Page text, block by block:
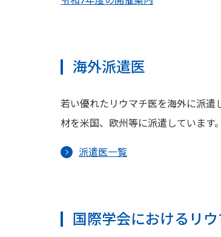
海外派遣医
若い優れたリウマチ医を海外に派遣
材を米国、欧州等に派遣しています
派遣医一覧
国際学会におけるリ